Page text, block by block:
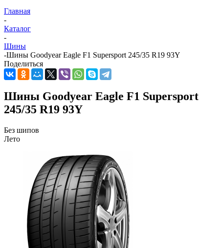
Главная
-
Каталог
-
Шины
-Шины Goodyear Eagle F1 Supersport 245/35 R19 93Y
Поделиться
Шины Goodyear Eagle F1 Supersport
245/35 R19 93Y
Без шипов
Лето